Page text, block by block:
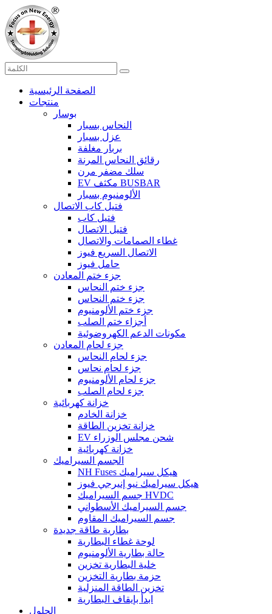
الصفحة الرئيسية
منتجات
بوسار
النحاس بسبار
عزل بسبار
بربار مغلفة
رقائق النحاس المرنة
سلك مضفر مرن
EV مكثف BUSBAR
الألومنيوم بسبار
فتيل كاب الاتصال
فتيل كاب
فتيل الاتصال
غطاء الصمامات والاتصال
الاتصال السريع فيوز
حامل فيوز
جزء ختم المعادن
جزء ختم النحاس
جزء ختم النحاس
جزء ختم الألومنيوم
أجزاء ختم الصلب
مكونات الدعم الكهروضوئية
جزء لحام المعادن
جزء لحام النحاس
جزء لحام نحاس
جزء لحام الألومنيوم
جزء لحام الصلب
خزانة كهربائية
خزانة الخادم
خزانة تخزين الطاقة
EV شحن مجلس الوزراء
خزانة كهربائية
الجسم السيراميك
NH Fuses هيكل سيراميك
هيكل سيراميك نيو إنيرجي فيوز
جسم السيراميك HVDC
جسم السيراميك الأسطواني
جسم السيراميك المقاوم
بطارية طاقة جديدة
لوحة غطاء البطارية
حالة بطارية الألومنيوم
خلية البطارية تخزين
حزمة بطارية التخزين
تخزين الطاقة المنزلية
ابدأ بإيقاف البطارية
الحلول